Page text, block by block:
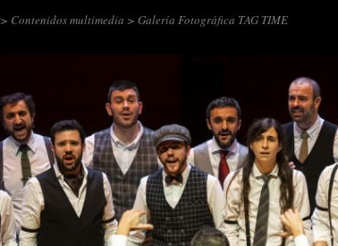
> Contenidos multimedia > Galería Fotográfica TAG TIME